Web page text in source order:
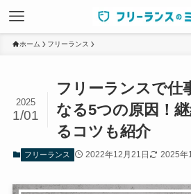
ホーム フリーランス
フリーランスで仕
なる5つの原因！
るコツも紹介
2025
1/01
フリーランス 2022年12月21日 2025年